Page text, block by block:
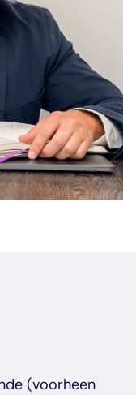
(voorheen